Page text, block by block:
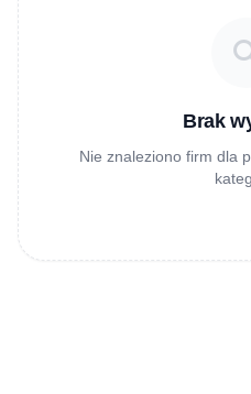
Brak
Nie znaleziono firm dla